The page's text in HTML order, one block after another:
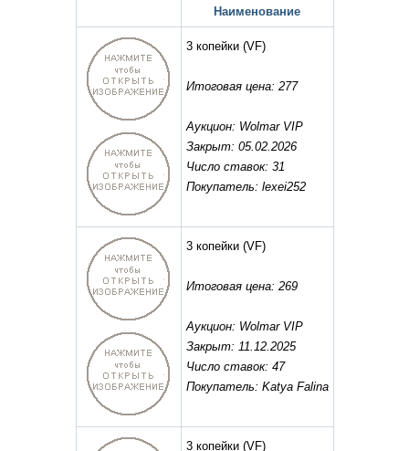
Наименование
3 копейки(VF)
Итоговая цена: 277
Аукцион: Wolmar VIP
Закрыт: 05.02.2026
Число ставок: 31
Покупатель: lexei252
3 копейки(VF)
Итоговая цена: 269
Аукцион: Wolmar VIP
Закрыт: 11.12.2025
Число ставок: 47
Покупатель: Katya Falina
3 копейки(VF)